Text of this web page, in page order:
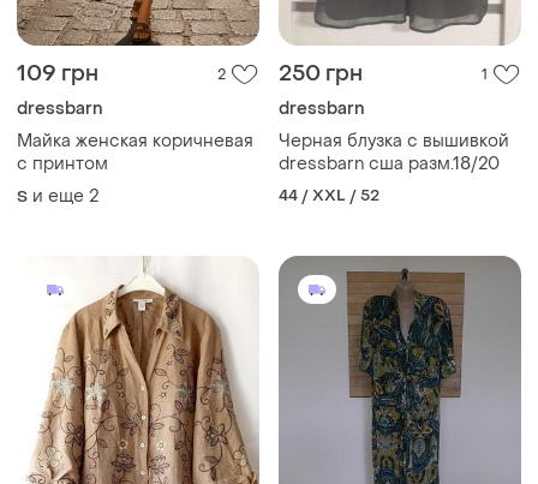
109 грн 2
dressbarn
Майка женская коричневая
с принтом
S и еще 2
250 грн 1
dressbarn
Черная блузка с вышивкой
dressbarn сша разм.18/20
44 / XXL / 52